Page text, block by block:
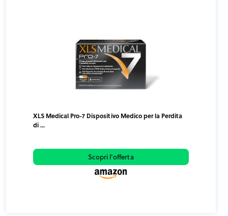
XLS Medical Pro-7 Dispositivo Medico per la Perdita
di ...
Scopri l'offerta